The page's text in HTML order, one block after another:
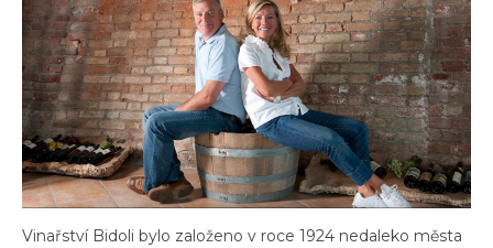
Vinařství Bidoli bylo založeno v roce 1924 nedaleko města